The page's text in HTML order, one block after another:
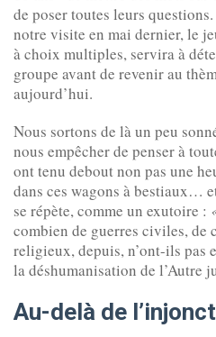
de poser toutes leurs
notre visite en mai dernier, le
à choix multiples, servira à
groupe avant de revenir au
aujourd’hui.
Nous sortons de là un peu
nous empêcher de penser à
ont tenu debout non pas une
dans ces wagons à bestiaux…
se répète, comme un exutoire :
combien de guerres civiles, de
religieux, depuis, n’ont-ils pas
la déshumanisation de l’Autre
Au-delà de